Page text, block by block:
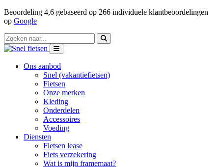
Beoordeling 4,6 gebaseerd op 266 individuele klantbeoordelingen
op Google
Ons aanbod
Snel (vakantiefietsen)
Fietsen
Onze merken
Kleding
Onderdelen
Accessoires
Voeding
Diensten
Fietsen lease
Fiets verzekering
Wat is mijn framemaat?